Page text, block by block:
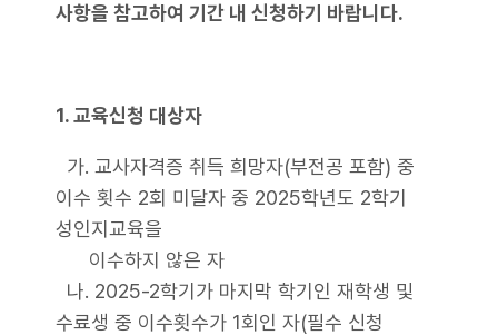
사항을 참고하여 기간 내 신청하기 바랍니다.
1. 교육신청 대상자
가. 교사자격증 취득 희망자(부전공 포함) 중
이수 횟수 2회 미달자 중 2025학년도 2학기
성인지교육을
이수하지 않은 자
나. 2025-2학기가 마지막 학기인 재학생 및
수료생 중 이수횟수가 1회인 자(필수 신청